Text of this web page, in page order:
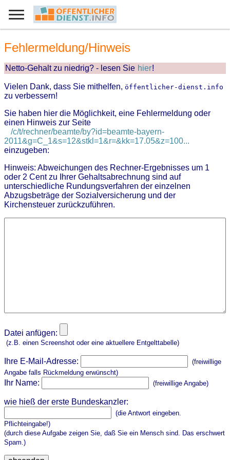
Fehlermeldung/Hinweis
Netto-Gehalt zu niedrig? - lesen Sie hier!
Vielen Dank, dass Sie mithelfen, öffentlicher-dienst.info
zu verbessern!
Sie haben hier die Möglichkeit, eine Fehlermeldung oder
einen Hinweis zur Seite
/c/t/rechner/beamte/by?id=beamte-bayern-
2011&g=C_1&s=12&stkl=1&r=&kk=17.05&z=100...
einzugeben:
Hinweis: Abweichungen des Rechner-Ergebnisses um 1
oder 2 Cent zu Ihrer Gehaltsabrechnung sind auf
unterschiedliche Rundungsverfahren der einzelnen
Abzugsbeträge der Sozialversicherung und der
Kirchensteuer zurückzuführen.
Datei anfügen:
(z.B. einen Screenshot oder eine aktuellere Entgelttabelle)
Ihre E-Mail-Adresse:
(freiwillige
Angabe falls Rückmeldung erwünscht)
Ihr Name: (freiwillige Angabe)
wie hieß der erste Bundeskanzler:
(die Antwort eingeben.
Pflichteingabe!)
(durch diese Aufgabe zeigen Sie, daß Sie ein Mensch sind. Das erschwert
Spam.)